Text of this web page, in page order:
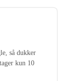
så dukker
kun 10